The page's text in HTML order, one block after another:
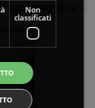
categoria:
Non
classificati